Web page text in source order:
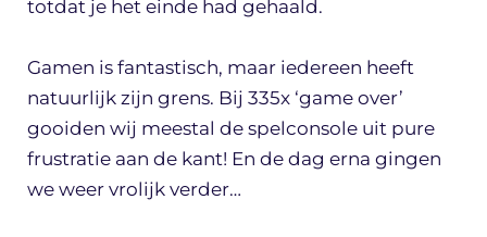
totdat je het einde had gehaald.
Gamen is fantastisch, maar iedereen heeft
natuurlijk zijn grens. Bij 335x ‘game over’
gooiden wij meestal de spelconsole uit pure
frustratie aan de kant! En de dag erna gingen
we weer vrolijk verder…